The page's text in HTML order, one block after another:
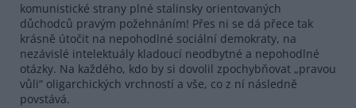
komunistické strany plné stalinsky orientovaných
důchodců pravým požehnáním! Přes ni se dá přece tak
krásně útočit na nepohodlné sociální demokraty, na
nezávislé intelektuály kladoucí neodbytné a nepohodlné
otázky. Na každého, kdo by si dovolil zpochybňovat „pravou
vůli“ oligarchických vrchností a vše, co z ní následně
povstává.